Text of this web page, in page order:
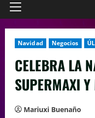
Navidad Negocios
CELEBRA LA
SUPERMAXI
Mariuxi Buenaño